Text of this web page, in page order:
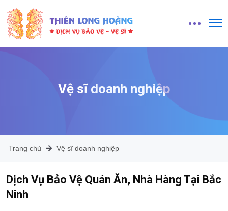
Vệ sĩ doanh nghiệp
Trang chủ Vệ sĩ doanh nghiệp
Dịch Vụ Bảo Vệ Quán Ăn, Nhà Hàng Tại Bắc
Ninh